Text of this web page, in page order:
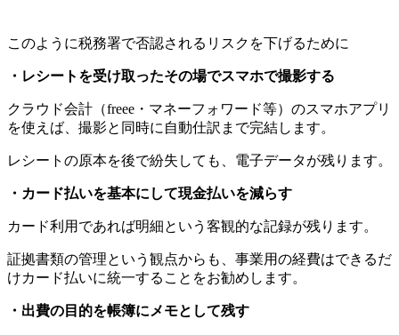
このように税務署で否認されるリスクを下げるために
・レシートを受け取ったその場でスマホで撮影する
クラウド会計（freee・マネーフォワード等）のスマホアプリ
を使えば、撮影と同時に自動仕訳まで完結します。
レシートの原本を後で紛失しても、電子データが残ります。
・カード払いを基本にして現金払いを減らす
カード利用であれば明細という客観的な記録が残ります。
証拠書類の管理という観点からも、事業用の経費はできるだ
けカード払いに統一することをお勧めします。
・出費の目的を帳簿にメモとして残す